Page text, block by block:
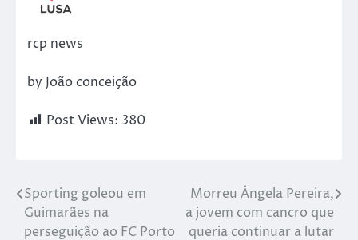
rcp news
by João conceição
Post Views: 380
Sporting goleou em
Guimarães na
perseguição ao FC Porto
Morreu Ângela Pereira,
a jovem com cancro que
queria continuar a lutar